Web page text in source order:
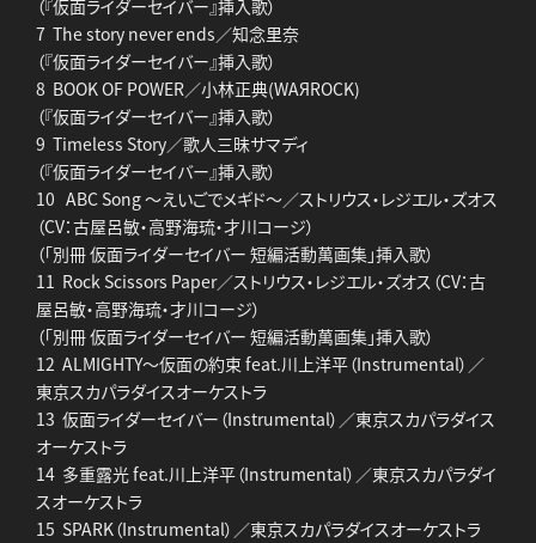
（『仮面ライダーセイバー』挿入歌）
7 The story never ends／知念里奈
（『仮面ライダーセイバー』挿入歌）
8 BOOK OF POWER／小林正典(WAЯROCK)
（『仮面ライダーセイバー』挿入歌）
9 Timeless Story／歌人三昧サマディ
（『仮面ライダーセイバー』挿入歌）
10 ABC Song ～えいごでメギド～／ストリウス・レジエル・ズオス
（CV：古屋呂敏・高野海琉・才川コージ）
（「別冊 仮面ライダーセイバー 短編活動萬画集」挿入歌）
11 Rock Scissors Paper／ストリウス・レジエル・ズオス（CV：古
屋呂敏・高野海琉・才川コージ）
（「別冊 仮面ライダーセイバー 短編活動萬画集」挿入歌）
12 ALMIGHTY～仮面の約束 feat.川上洋平（Instrumental）／
東京スカパラダイスオーケストラ
13 仮面ライダーセイバー（Instrumental）／東京スカパラダイス
オーケストラ
14 多重露光 feat.川上洋平（Instrumental）／東京スカパラダイ
スオーケストラ
15 SPARK（Instrumental）／東京スカパラダイスオーケストラ